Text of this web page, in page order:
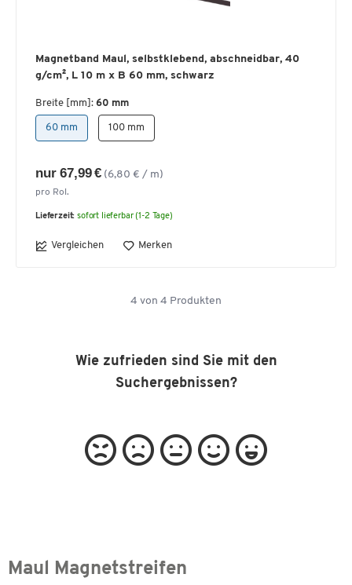
Magnetband Maul, selbstklebend, abschneidbar, 40
g/cm², L 10 m x B 60 mm, schwarz
Breite [mm]: 60 mm
60 mm 100 mm
nur 67,99 € (6,80 € / m)
pro Rol.
Lieferzeit: sofort lieferbar (1-2 Tage)
Vergleichen Merken
4 von 4 Produkten
Wie zufrieden sind Sie mit den
Suchergebnissen?
Maul Magnetstreifen